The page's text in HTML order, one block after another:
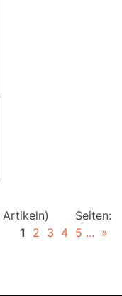
Artikeln)
Seiten:
1
2 3 4 5 ... »